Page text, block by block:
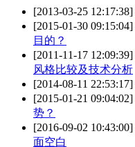
[2013-03-25 12:17:38]
[2015-01-30 09:15:04]
目的？
[2011-11-17 12:09:39]
风格比较及技术分析
[2014-08-11 22:53:17]
[2015-01-21 09:04:02]
势？
[2016-09-02 10:43:00]
面空白